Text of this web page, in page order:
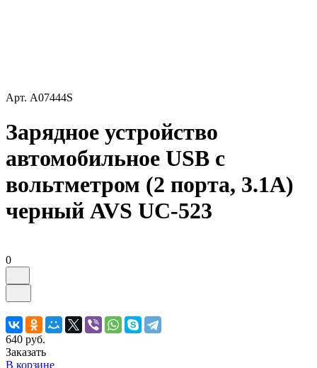
Арт. A07444S
Зарядное устройство
автомобильное USB с
вольтметром (2 порта, 3.1А)
черный AVS UC-523
0
640 руб.
Заказать
В корзине